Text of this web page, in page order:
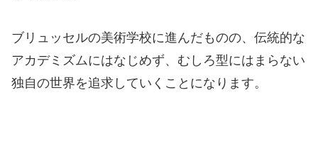
ブリュッセルの美術学校に進んだものの、伝統的な
アカデミズムにはなじめず、むしろ型にはまらない
独自の世界を追求していくことになります。